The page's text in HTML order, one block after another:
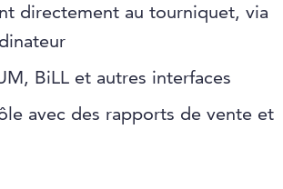
directement au tourniquet, via
BiLL et autres interfaces
avec des rapports de vente et